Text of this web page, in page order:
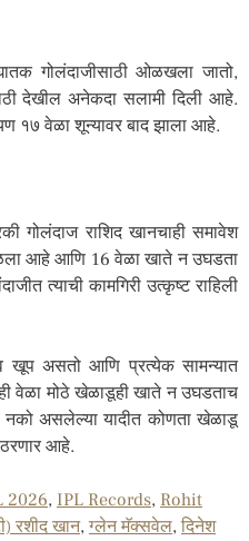
गोलंदाजीसाठी ओळखला जातो,
देखील अनेकदा सलामी दिली आहे.
१७ वेळा शून्यावर बाद झाला आहे.
गोलंदाज राशिद खानचाही समावेश
आहे आणि 16 वेळा खाते न उघडता
त्याची कामगिरी उत्कृष्ट राहिली
खूप असतो आणि प्रत्येक सामन्यात
वेळा मोठे खेळाडूही खाते न उघडताच
असलेल्या यादीत कोणता खेळाडू
आहे.
2026, IPL Records, Rohit
रशीद खान, ग्लेन मॅक्सवेल, दिनेश